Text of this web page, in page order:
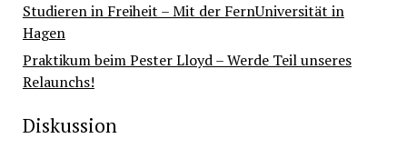
Studieren in Freiheit – Mit der FernUniversität in
Hagen
Praktikum beim Pester Lloyd – Werde Teil unseres
Relaunchs!
Diskussion